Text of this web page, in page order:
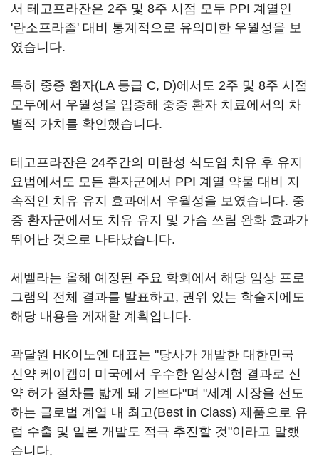
서 테고프라잔은 2주 및 8주 시점 모두 PPI 계열인
'란소프라졸' 대비 통계적으로 유의미한 우월성을 보
였습니다.
특히 중증 환자(LA 등급 C, D)에서도 2주 및 8주 시점
모두에서 우월성을 입증해 중증 환자 치료에서의 차
별적 가치를 확인했습니다.
테고프라잔은 24주간의 미란성 식도염 치유 후 유지
요법에서도 모든 환자군에서 PPI 계열 약물 대비 지
속적인 치유 유지 효과에서 우월성을 보였습니다. 중
증 환자군에서도 치유 유지 및 가슴 쓰림 완화 효과가
뛰어난 것으로 나타났습니다.
세벨라는 올해 예정된 주요 학회에서 해당 임상 프로
그램의 전체 결과를 발표하고, 권위 있는 학술지에도
해당 내용을 게재할 계획입니다.
곽달원 HK이노엔 대표는 "당사가 개발한 대한민국
신약 케이캡이 미국에서 우수한 임상시험 결과로 신
약 허가 절차를 밟게 돼 기쁘다"며 "세계 시장을 선도
하는 글로벌 계열 내 최고(Best in Class) 제품으로 유
럽 수출 및 일본 개발도 적극 추진할 것"이라고 말했
습니다.